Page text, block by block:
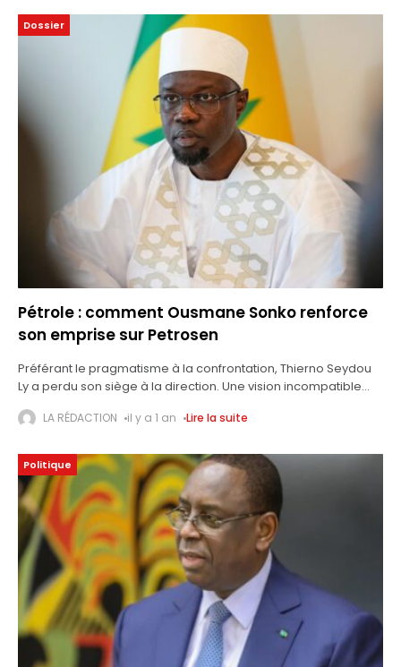
Dossier
Pétrole : comment Ousmane Sonko renforce
son emprise sur Petrosen
Préférant le pragmatisme à la confrontation, Thierno Seydou
Ly a perdu son siège à la direction. Une vision incompatible
méthodiquement sa
LA RÉDACTION il y a 1 an Lire la suite
Politique